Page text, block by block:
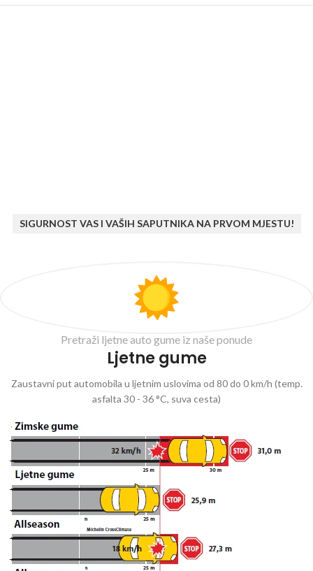
SIGURNOST VAS I VAŠIH SAPUTNIKA NA PRVOM MJESTU!
Pretraži ljetne auto gume iz naše ponude
Ljetne gume
Zaustavni put automobila u ljetnim uslovima od 80 do 0 km/h (temp.
asfalta 30 - 36 °C, suva cesta)